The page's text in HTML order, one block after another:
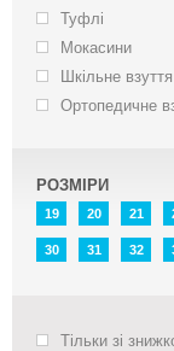
Туфлі
Мокасини
Шкільне взуття
Ортопедичне
РОЗМІРИ
19 20 21
30 31 32
Тільки зі